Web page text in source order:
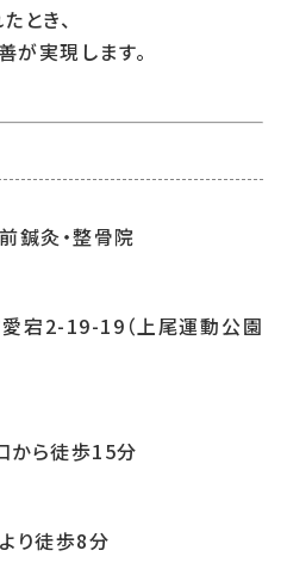
とき、
が実現します。
鍼灸・整骨院
愛宕2-19-19（上尾運動公園
から徒歩15分
り徒歩8分